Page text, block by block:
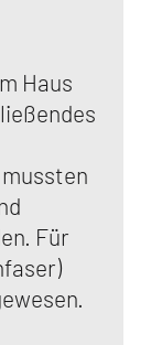
Haus
Für